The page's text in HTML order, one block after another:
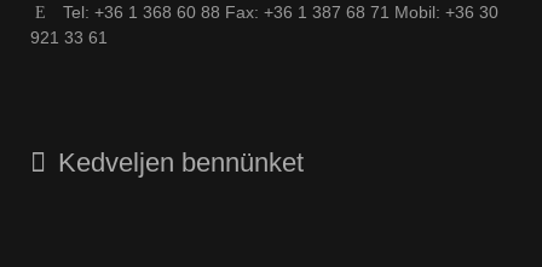
Tel: +36 1 368 60 88 Fax: +36 1 387 68 71 Mobil: +36 30
921 33 61
Kedveljen bennünket